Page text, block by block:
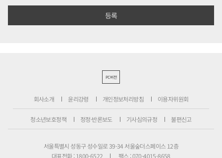
PC버전
회사소개 윤리강령 개인정보처리방침 이용자위원회
청소년보호정책 정정·반론보도 기사심의규정 불편신고
서울특별시 성동구 성수일로 39-34 서울숲더스페이스 12층
대표전화 : 1800-6522
팩스 : 070-4015-8658